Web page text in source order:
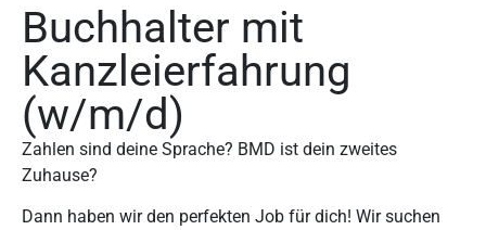
Buchhalter mit
Kanzleierfahrung
(w/m/d)
Zahlen sind deine Sprache? BMD ist dein zweites
Zuhause?
Dann haben wir den perfekten Job für dich! Wir suchen